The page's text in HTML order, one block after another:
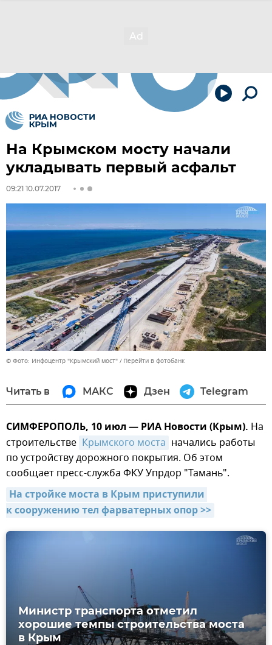
На Крымском мосту начали
укладывать первый асфальт
09:21 10.07.2017
© Фото: Инфоцентр "Крымский мост" Перейти в фотобанк
Читать в МАКС Дзен Telegram
СИМФЕРОПОЛЬ, 10 июл — РИА Новости (Крым). На
строительстве Крымского моста начались работы
по устройству дорожного покрытия. Об этом
сообщает пресс-служба ФКУ Упрдор "Тамань".
На стройке моста в Крым приступили
к сооружению тел фарватерных опор >>
Министр транспорта отметил
хорошие темпы строительства моста
в Крым